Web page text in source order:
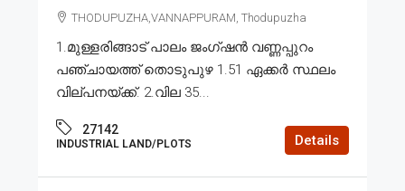
THODUPUZHA,VANNAPPURAM, Thodupuzha
1.മുള്ളരിങ്ങാട് പാലം ജംഗ്ഷൻ വണ്ണപ്പുറം
പഞ്ചായത്ത് തൊടുപുഴ 1.51 ഏക്കർ സ്ഥലം
വില്പനയ്ക്ക്. 2.വില 35...
27142
INDUSTRIAL LAND/PLOTS Details